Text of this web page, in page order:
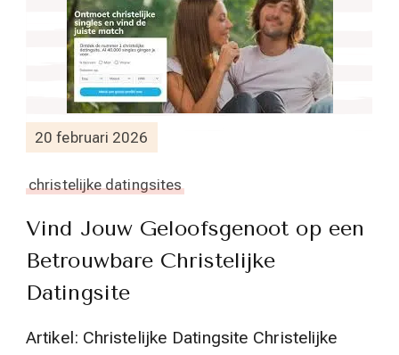
20 februari 2026
christelijke datingsites
Vind Jouw Geloofsgenoot op een
Betrouwbare Christelijke
Datingsite
Artikel: Christelijke Datingsite Christelijke